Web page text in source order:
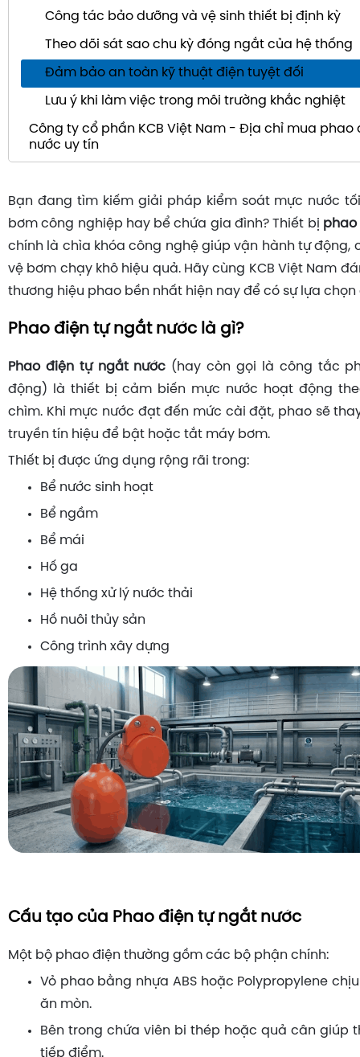
Công tác bảo dưỡng và vệ sinh thiết bị định kỳ
Theo dõi sát sao chu kỳ đóng ngắt của hệ thống
Đảm bảo an toàn kỹ thuật điện tuyệt đối
Lưu ý khi làm việc trong môi trường khắc nghiệt
Công ty cổ phần KCB Việt Nam - Địa chỉ mua phao
nước uy tín
Bạn đang tìm kiếm giải pháp kiểm soát mực nước
bơm công nghiệp hay bể chứa gia đình? Thiết bị phao
chính là chìa khóa công nghệ giúp vận hành tự động,
vệ bơm chạy khô hiệu quả. Hãy cùng KCB Việt Nam
thương hiệu phao bền nhất hiện nay để có sự lựa chọn
Phao điện tự ngắt nước là gì?
Phao điện tự ngắt nước (hay còn gọi là công tắc
động) là thiết bị cảm biến mực nước hoạt động
chìm. Khi mực nước đạt đến mức cài đặt, phao sẽ
truyền tín hiệu để bật hoặc tắt máy bơm.
Thiết bị được ứng dụng rộng rãi trong:
Bể nước sinh hoạt
Bể ngầm
Bể mái
Hố ga
Hệ thống xử lý nước thải
Hồ nuôi thủy sản
Công trình xây dựng
Cấu tạo của Phao điện tự ngắt nước
Một bộ phao điện thường gồm các bộ phận chính:
Vỏ phao bằng nhựa ABS hoặc Polypropylene
ăn mòn.
Bên trong chứa viên bi thép hoặc quả cân giúp
tiếp điểm.